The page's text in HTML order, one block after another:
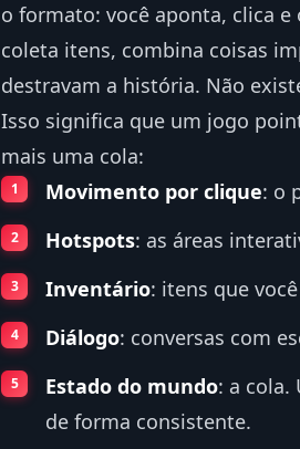
o formato: você aponta, clica
coleta itens, combina coisas
destravam a história. Não
Isso significa que um jogo
mais uma cola:
Movimento por clique: o
Hotspots: as áreas
Inventário: itens que
Diálogo: conversas com
Estado do mundo: a cola.
de forma consistente.